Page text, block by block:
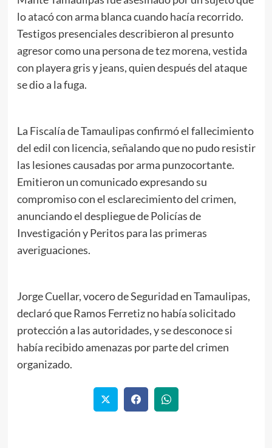
lo atacó con arma blanca cuando hacía recorrido.
Testigos presenciales describieron al presunto
agresor como una persona de tez morena, vestida
con playera gris y jeans, quien después del ataque
se dio a la fuga.
La Fiscalía de Tamaulipas confirmó el fallecimiento
del edil con licencia, señalando que no pudo resistir
las lesiones causadas por arma punzocortante.
Emitieron un comunicado expresando su
compromiso con el esclarecimiento del crimen,
anunciando el despliegue de Policías de
Investigación y Peritos para las primeras
averiguaciones.
Jorge Cuellar, vocero de Seguridad en Tamaulipas,
declaró que Ramos Ferretiz no había solicitado
protección a las autoridades, y se desconoce si
había recibido amenazas por parte del crimen
organizado.